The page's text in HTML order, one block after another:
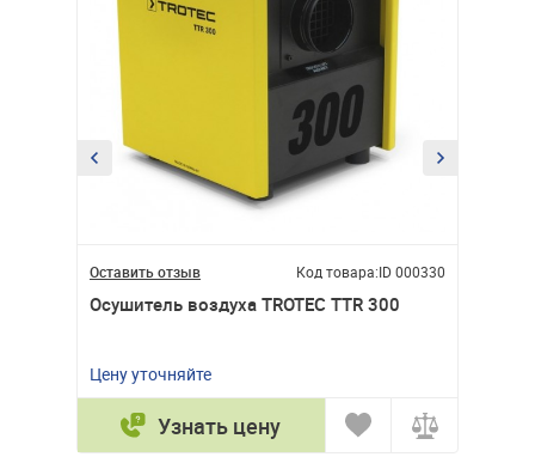
Оставить отзыв Код товара:ID 000330
Осушитель воздуха TROTEC TTR 300
Цену уточняйте
Узнать цену